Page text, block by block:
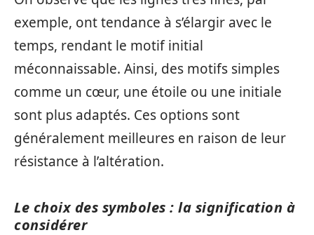
exemple, ont tendance à s’élargir avec le
temps, rendant le motif initial
méconnaissable. Ainsi, des motifs simples
comme un cœur, une étoile ou une initiale
sont plus adaptés. Ces options sont
généralement meilleures en raison de leur
résistance à l’altération.
Le choix des symboles : la signification à
considérer